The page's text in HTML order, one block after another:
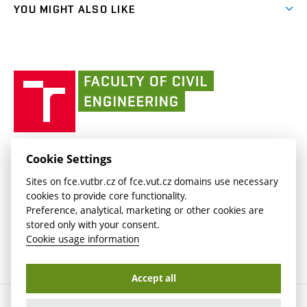
Media
Social Safety
FCE Moodle(external
link)
BUT mail / Google(external
link)
YOU MIGHT ALSO LIKE
link)
(external
link)
CESA
(external
link)
of
FACULTY OF CIVIL ENGINEERING BUT
Veveří 331/95
602 00 Brno, Czech Republic
www.fce.vutbr.cz
contactus.fce@vutbr.cz
Cookie Settings
Sites on fce.vutbr.cz of fce.vut.cz domains use necessary
cookies to provide core functionality.
Preference, analytical, marketing or other cookies are
stored only with your consent.
Cookie usage information
Accept all